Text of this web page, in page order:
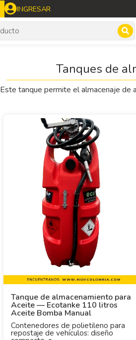
INGRESAR
Tanques de
Este tanque permite el almacenaje de
Tanque de almacenamiento para
Aceite — Ecotanke 110 litros
Aceite Bomba Manual
Contenedores de polietileno para
repostaje de vehículos: diseño